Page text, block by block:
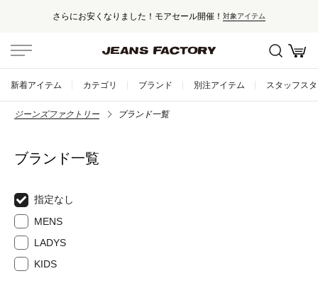
さらにお安くなりました！モアセール開催！ 対象アイテム
新着アイテム カテゴリ ブランド 別注アイテム スタッフス
ジーンズファクトリー ブランド一覧
ブランド一覧
指定なし
MENS
LADYS
KIDS